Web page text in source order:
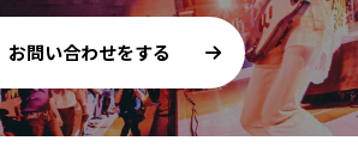
お問い合わせをする